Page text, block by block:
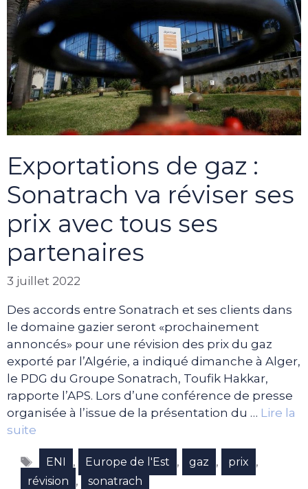
Exportations de gaz :
Sonatrach va réviser ses
prix avec tous ses
partenaires
3 juillet 2022
Des accords entre Sonatrach et ses clients dans
le domaine gazier seront «prochainement
annoncés» pour une révision des prix du gaz
exporté par l’Algérie, a indiqué dimanche à Alger,
le PDG du Groupe Sonatrach, Toufik Hakkar,
rapporte l’APS. Lors d’une conférence de presse
organisée à l’issue de la présentation du … Lire la
suite
Étiquettes
ENI , Europe de l'Est , gaz , prix ,
révision , sonatrach